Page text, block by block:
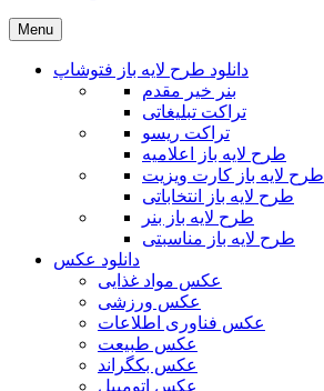
Menu
دانلود طرح لایه باز فتوشاپ
بنر خیر مقدم
تراکت تبلیغاتی
تراکت ریسو
طرح لایه باز اعلامیه
طرح لایه باز کارت ویزیت
طرح لایه باز انتخاباتی
طرح لایه باز بنر
طرح لایه باز مناسبتی
دانلود عکس
عکس مواد غذایی
عکس ورزشی
عکس فناوری اطلاعات
عکس طبیعت
عکس بکگراند
عکس اتومبیل